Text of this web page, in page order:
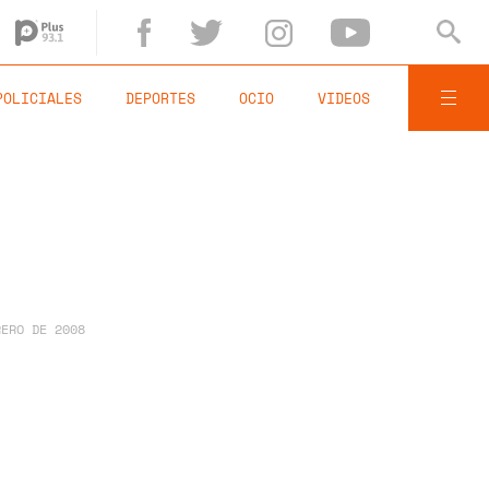
DEPORTES OCIO VIDEOS
DE 2008